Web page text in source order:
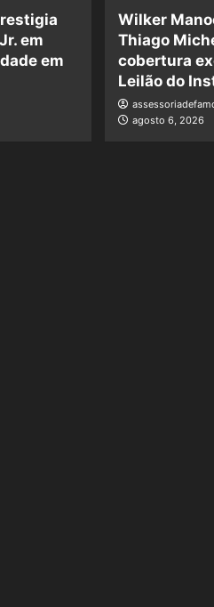
em
em
Wilker
Thiago
cobertura
Leilão do
agosto 6, 2026